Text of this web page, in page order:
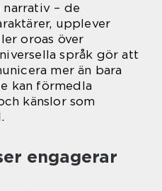
narrativ – de
upplever
oroas över
språk gör att
mer än bara
kan förmedla
känslor som
engagerar